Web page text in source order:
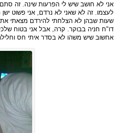
אני לא חושב שיש לי הפרעות שינה. זה
לעצמו. זה לא שאני לא נרדם, אני פשוט
שעות שבהן לא הצלחתי להירדם מצאתי את
דו"ח חניה בבוקר. קרה, אבל אני בטוח
אחשוב שיש משהו לא בסדר איתי חס